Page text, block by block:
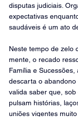
disputas judiciais.
expectativas
saudáveis é um ato
Neste tempo de zelo
mente, o recado
Família e
descarta o abandono
valida saber que, sob
pulsam histórias,
uniões vigentes